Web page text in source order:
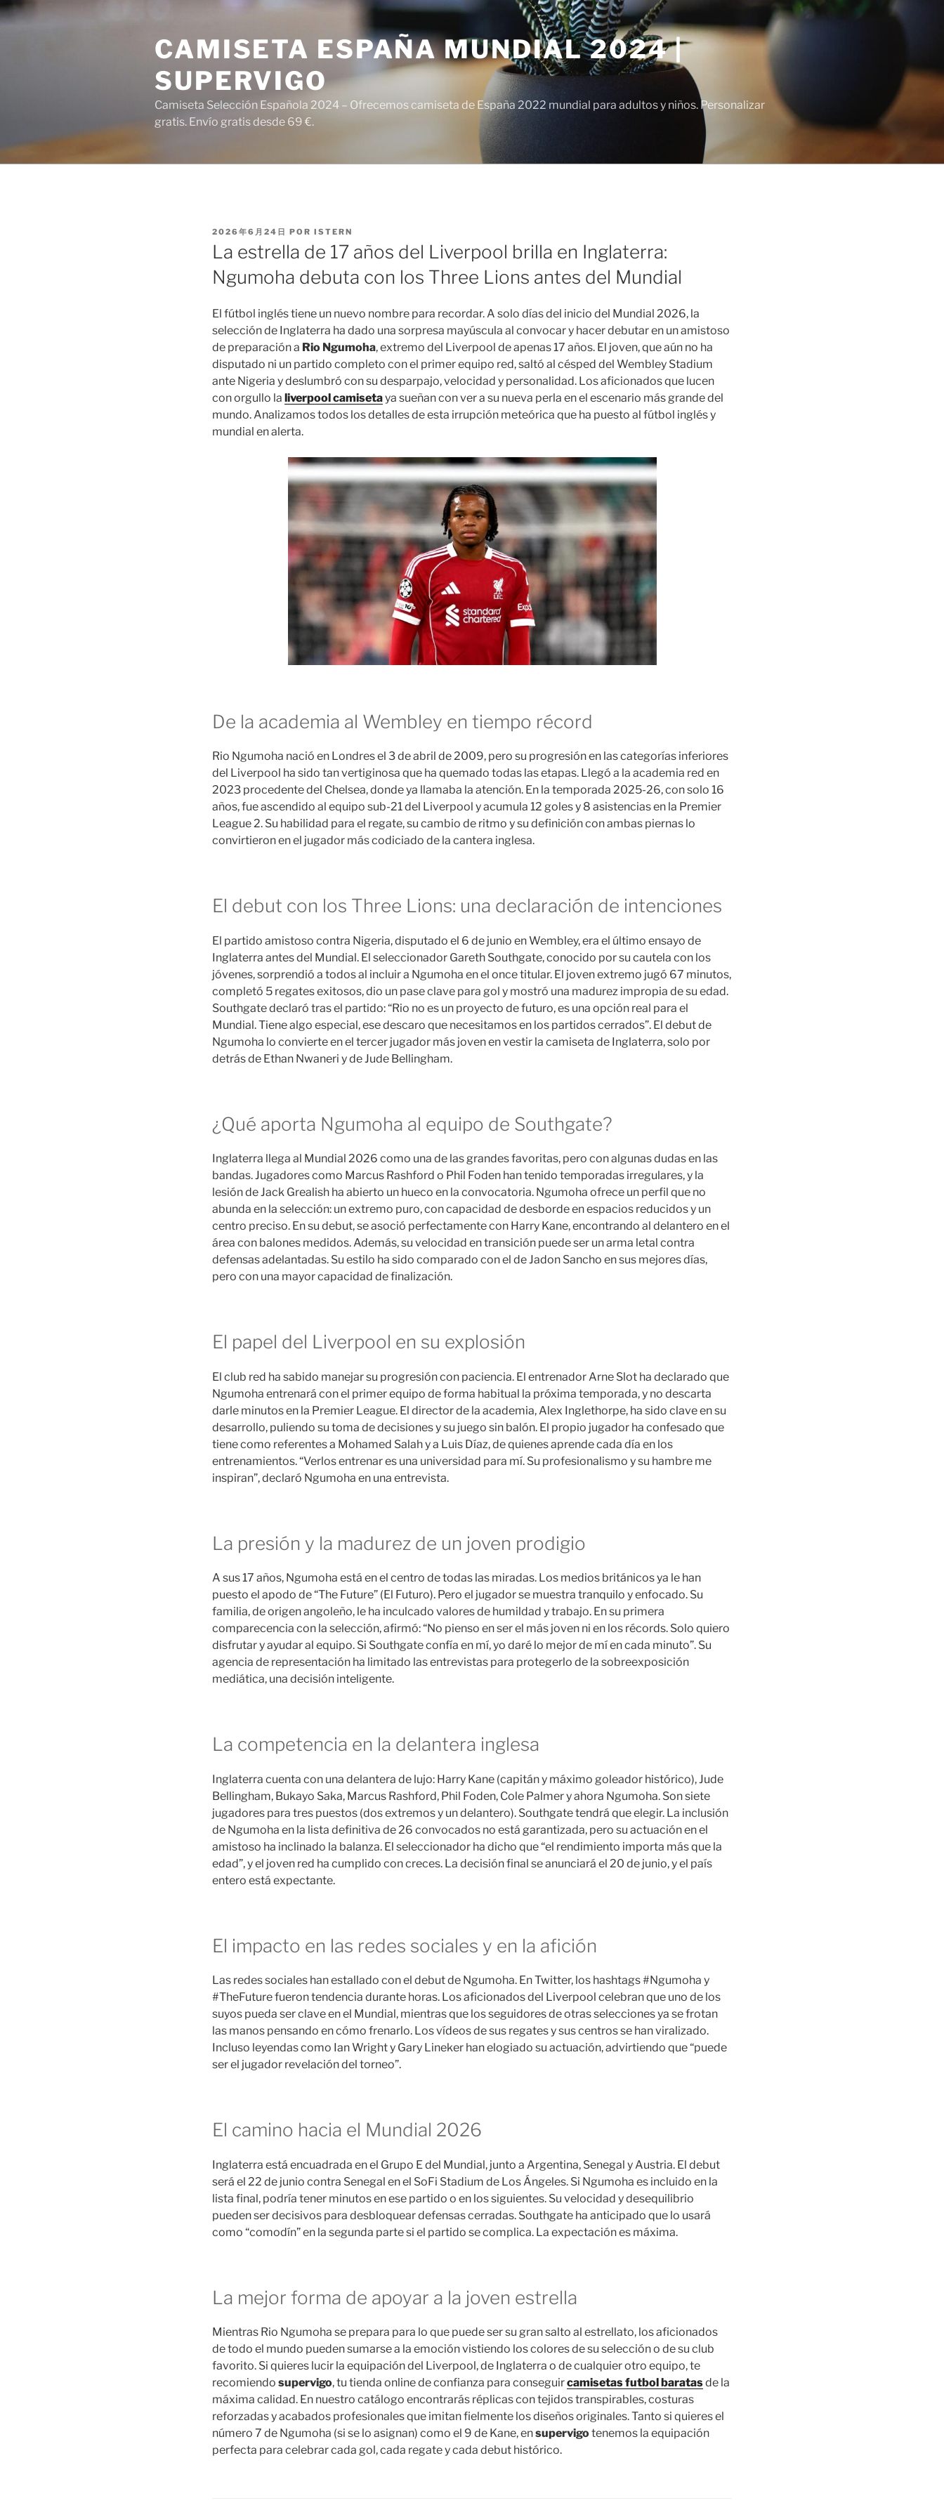
Saltar
al
CAMISETA ESPAÑA MUNDIAL 2024 |
SUPERVIGO
Camiseta Selección Española 2024 – Ofrecemos camiseta de España 2022 mundial para adultos y niños. Personalizar
gratis. Envío gratis desde 69 €.
PUBLICADO
EL
2026年6月24日 POR ISTERN
La estrella de 17 años del Liverpool brilla en Inglaterra:
Ngumoha debuta con los Three Lions antes del Mundial
El fútbol inglés tiene un nuevo nombre para recordar. A solo días del inicio del Mundial 2026, la
selección de Inglaterra ha dado una sorpresa mayúscula al convocar y hacer debutar en un amistoso
de preparación a Rio Ngumoha, extremo del Liverpool de apenas 17 años. El joven, que aún no ha
disputado ni un partido completo con el primer equipo red, saltó al césped del Wembley Stadium
ante Nigeria y deslumbró con su desparpajo, velocidad y personalidad. Los aficionados que lucen
con orgullo la liverpool camisetaya sueñan con ver a su nueva perla en el escenario más grande del
mundo. Analizamos todos los detalles de esta irrupción meteórica que ha puesto al fútbol inglés y
mundial en alerta.
De la academia al Wembley en tiempo récord
Rio Ngumoha nació en Londres el 3 de abril de 2009, pero su progresión en las categorías inferiores
del Liverpool ha sido tan vertiginosa que ha quemado todas las etapas. Llegó a la academia red en
2023 procedente del Chelsea, donde ya llamaba la atención. En la temporada 2025-26, con solo 16
años, fue ascendido al equipo sub-21 del Liverpool y acumula 12 goles y 8 asistencias en la Premier
League 2. Su habilidad para el regate, su cambio de ritmo y su definición con ambas piernas lo
convirtieron en el jugador más codiciado de la cantera inglesa.
El debut con los Three Lions: una declaración de intenciones
El partido amistoso contra Nigeria, disputado el 6 de junio en Wembley, era el último ensayo de
Inglaterra antes del Mundial. El seleccionador Gareth Southgate, conocido por su cautela con los
jóvenes, sorprendió a todos al incluir a Ngumoha en el once titular. El joven extremo jugó 67 minutos,
completó 5 regates exitosos, dio un pase clave para gol y mostró una madurez impropia de su edad.
Southgate declaró tras el partido: “Rio no es un proyecto de futuro, es una opción real para el
Mundial. Tiene algo especial, ese descaro que necesitamos en los partidos cerrados”. El debut de
Ngumoha lo convierte en el tercer jugador más joven en vestir la camiseta de Inglaterra, solo por
detrás de Ethan Nwaneri y de Jude Bellingham.
¿Qué aporta Ngumoha al equipo de Southgate?
Inglaterra llega al Mundial 2026 como una de las grandes favoritas, pero con algunas dudas en las
bandas. Jugadores como Marcus Rashford o Phil Foden han tenido temporadas irregulares, y la
lesión de Jack Grealish ha abierto un hueco en la convocatoria. Ngumoha ofrece un perfil que no
abunda en la selección: un extremo puro, con capacidad de desborde en espacios reducidos y un
centro preciso. En su debut, se asoció perfectamente con Harry Kane, encontrando al delantero en el
área con balones medidos. Además, su velocidad en transición puede ser un arma letal contra
defensas adelantadas. Su estilo ha sido comparado con el de Jadon Sancho en sus mejores días,
pero con una mayor capacidad de finalización.
El papel del Liverpool en su explosión
El club red ha sabido manejar su progresión con paciencia. El entrenador Arne Slot ha declarado que
Ngumoha entrenará con el primer equipo de forma habitual la próxima temporada, y no descarta
darle minutos en la Premier League. El director de la academia, Alex Inglethorpe, ha sido clave en su
desarrollo, puliendo su toma de decisiones y su juego sin balón. El propio jugador ha confesado que
tiene como referentes a Mohamed Salah y a Luis Díaz, de quienes aprende cada día en los
entrenamientos. “Verlos entrenar es una universidad para mí. Su profesionalismo y su hambre me
inspiran”, declaró Ngumoha en una entrevista.
La presión y la madurez de un joven prodigio
A sus 17 años, Ngumoha está en el centro de todas las miradas. Los medios británicos ya le han
puesto el apodo de “The Future” (El Futuro). Pero el jugador se muestra tranquilo y enfocado. Su
familia, de origen angoleño, le ha inculcado valores de humildad y trabajo. En su primera
comparecencia con la selección, afirmó: “No pienso en ser el más joven ni en los récords. Solo quiero
disfrutar y ayudar al equipo. Si Southgate confía en mí, yo daré lo mejor de mí en cada minuto”. Su
agencia de representación ha limitado las entrevistas para protegerlo de la sobreexposición
mediática, una decisión inteligente.
La competencia en la delantera inglesa
Inglaterra cuenta con una delantera de lujo: Harry Kane (capitán y máximo goleador histórico), Jude
Bellingham, Bukayo Saka, Marcus Rashford, Phil Foden, Cole Palmer y ahora Ngumoha. Son siete
jugadores para tres puestos (dos extremos y un delantero). Southgate tendrá que elegir. La inclusión
de Ngumoha en la lista definitiva de 26 convocados no está garantizada, pero su actuación en el
amistoso ha inclinado la balanza. El seleccionador ha dicho que “el rendimiento importa más que la
edad”, y el joven red ha cumplido con creces. La decisión final se anunciará el 20 de junio, y el país
entero está expectante.
El impacto en las redes sociales y en la afición
Las redes sociales han estallado con el debut de Ngumoha. En Twitter, los hashtags #Ngumoha y
#TheFuture fueron tendencia durante horas. Los aficionados del Liverpool celebran que uno de los
suyos pueda ser clave en el Mundial, mientras que los seguidores de otras selecciones ya se frotan
las manos pensando en cómo frenarlo. Los vídeos de sus regates y sus centros se han viralizado.
Incluso leyendas como Ian Wright y Gary Lineker han elogiado su actuación, advirtiendo que “puede
ser el jugador revelación del torneo”.
El camino hacia el Mundial 2026
Inglaterra está encuadrada en el Grupo E del Mundial, junto a Argentina, Senegal y Austria. El debut
será el 22 de junio contra Senegal en el SoFi Stadium de Los Ángeles. Si Ngumoha es incluido en la
lista final, podría tener minutos en ese partido o en los siguientes. Su velocidad y desequilibrio
pueden ser decisivos para desbloquear defensas cerradas. Southgate ha anticipado que lo usará
como “comodín” en la segunda parte si el partido se complica. La expectación es máxima.
La mejor forma de apoyar a la joven estrella
Mientras Rio Ngumoha se prepara para lo que puede ser su gran salto al estrellato, los aficionados
de todo el mundo pueden sumarse a la emoción vistiendo los colores de su selección o de su club
favorito. Si quieres lucir la equipación del Liverpool, de Inglaterra o de cualquier otro equipo, te
recomiendo supervigo, tu tienda online de confianza para conseguircamisetas futbol baratasde la
máxima calidad. En nuestro catálogo encontrarás réplicas con tejidos transpirables, costuras
reforzadas y acabados profesionales que imitan fielmente los diseños originales. Tanto si quieres el
número 7 de Ngumoha (si se lo asignan) como el 9 de Kane, ensupervigotenemos la equipación
perfecta para celebrar cada gol, cada regate y cada debut histórico.